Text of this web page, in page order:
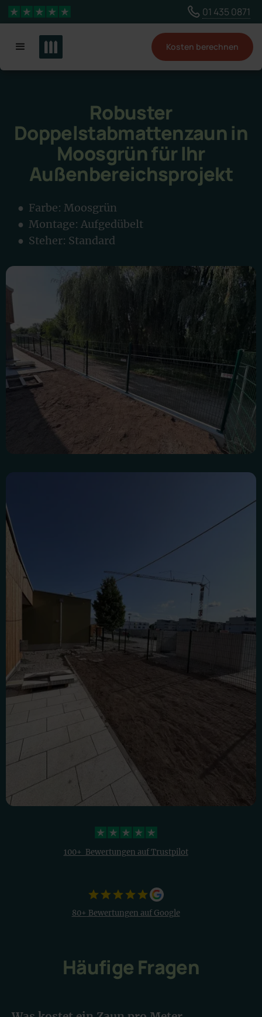
Wähle ein anderes Land, um Inhalte für deinen
Standort zu sehen
4,3 Sterne 01 435 0871
Kosten berechnen
Robuster
Doppelstabmattenzaun in
Moosgrün für Ihr
Außenbereichsprojekt
● Farbe: Moosgrün
● Montage: Aufgedübelt
● Steher: Standard
4,3 Sterne
100+ Bewertungen auf Trustpilot
80+ Bewertungen auf Google
Häufige Fragen